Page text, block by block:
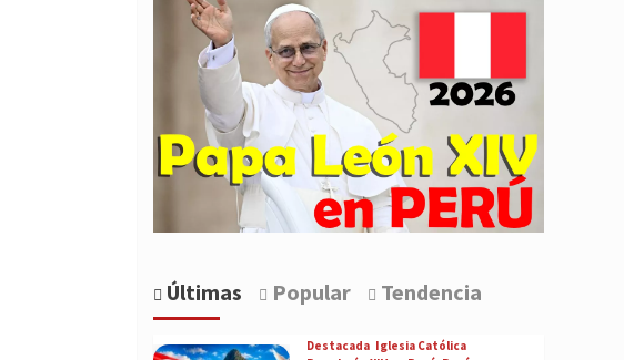
Últimas Popular Tendencia
Destacada Iglesia Católica